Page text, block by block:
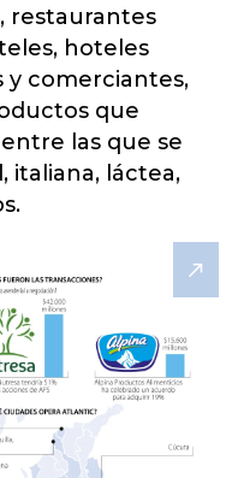
restaurantes
hoteles
y comerciantes,
que
las que se
italiana, láctea,